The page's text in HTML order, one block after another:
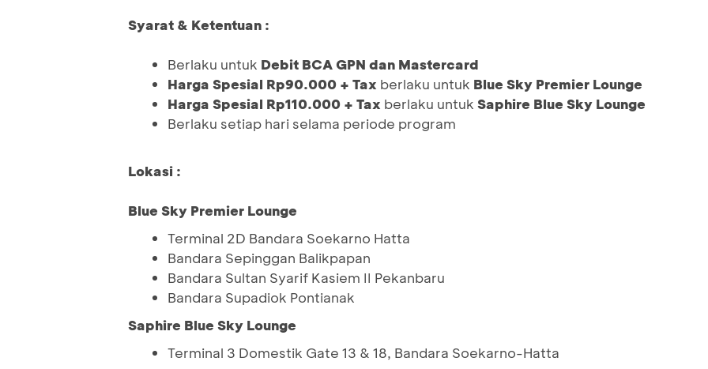
Syarat & Ketentuan :
Berlaku untuk Debit BCA GPN dan Mastercard
Harga Spesial Rp90.000 + Tax berlaku untuk Blue Sky Premier Lounge
Harga Spesial Rp110.000 + Tax berlaku untuk Saphire Blue Sky Lounge
Berlaku setiap hari selama periode program
Lokasi :
Blue Sky Premier Lounge
Terminal 2D Bandara Soekarno Hatta
Bandara Sepinggan Balikpapan
Bandara Sultan Syarif Kasiem II Pekanbaru
Bandara Supadiok Pontianak
Saphire Blue Sky Lounge
Terminal 3 Domestik Gate 13 & 18, Bandara Soekarno-Hatta